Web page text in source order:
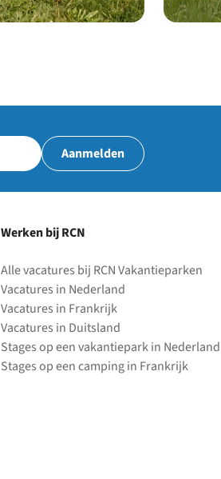
Aanmelden
Werken bij RCN
Alle vacatures bij RCN Vakantieparken
Vacatures in Nederland
Vacatures in Frankrijk
Vacatures in Duitsland
Stages op een vakantiepark in Nederland
Stages op een camping in Frankrijk